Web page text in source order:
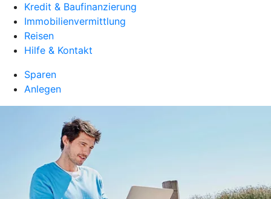
Kredit & Baufinanzierung
Immobilienvermittlung
Reisen
Hilfe & Kontakt
Sparen
Anlegen